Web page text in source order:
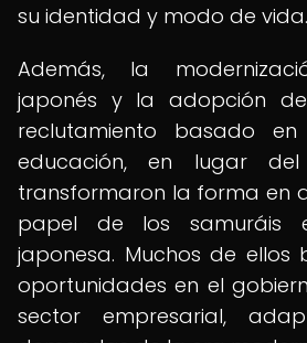
su identidad y modo de vida.
Además, la
japonés y la adopción
reclutamiento basado
educación, en lugar del
transformaron la forma en
papel de los samuráis
japonesa. Muchos de ellos
oportunidades en el
sector empresarial,